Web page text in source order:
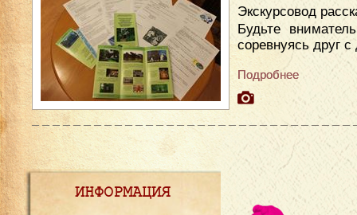
Экскурсовод
Будьте
соревнуясь друг
Подробнее
ИНФОРМАЦИЯ